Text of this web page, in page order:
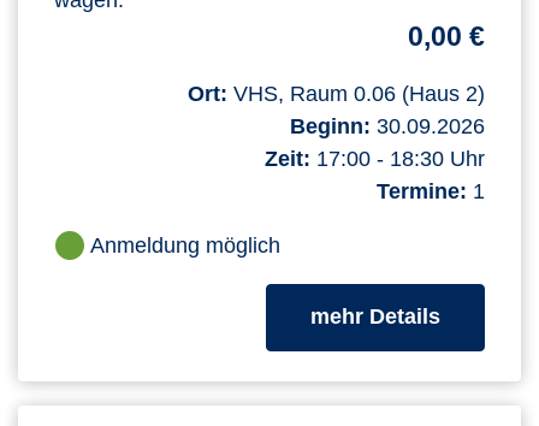
0,00 €
Ort: VHS, Raum 0.06 (Haus 2)
Beginn: 30.09.2026
Zeit: 17:00 - 18:30 Uhr
Termine: 1
Anmeldung möglich
mehr Detailszum